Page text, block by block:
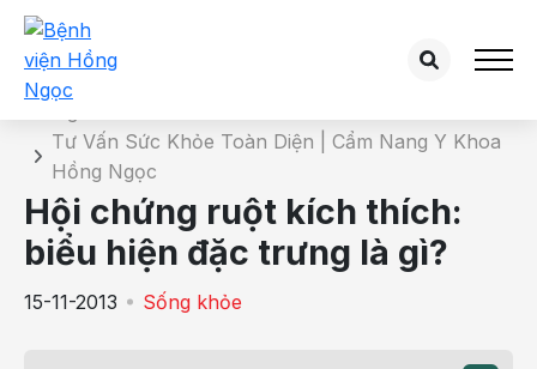
Chi tiết bài tư vấn
Tư Vấn Sức Khỏe Toàn Diện | Cẩm Nang Y Khoa
Hồng Ngọc
Hội chứng ruột kích thích:
biểu hiện đặc trưng là gì?
15-11-2013 Sống khỏe